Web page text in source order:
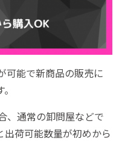
可能で新商品の販売に
、通常の卸問屋などで
荷可能数量が初めから